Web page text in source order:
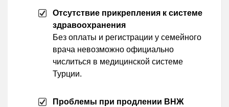
Отсутствие прикрепления к системе
здравоохранения
Без оплаты и регистрации у семейного
врача невозможно официально
числиться в медицинской системе
Турции.
Проблемы при продлении ВНЖ